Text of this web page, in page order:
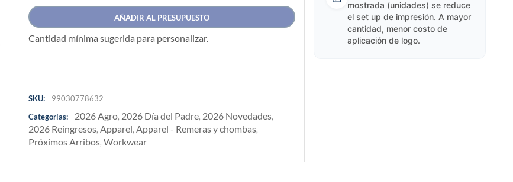
AÑADIR AL PRESUPUESTO
Cantidad mínima sugerida para personalizar.
SKU:
99030778632
Categorías:
2026 Agro, 2026 Día del Padre, 2026 Novedades,
2026 Reingresos, Apparel, Apparel - Remeras y chombas,
Próximos Arribos, Workwear
mostrada (unidades) se reduce
el set up de impresión. A mayor
cantidad, menor costo de
aplicación de logo.